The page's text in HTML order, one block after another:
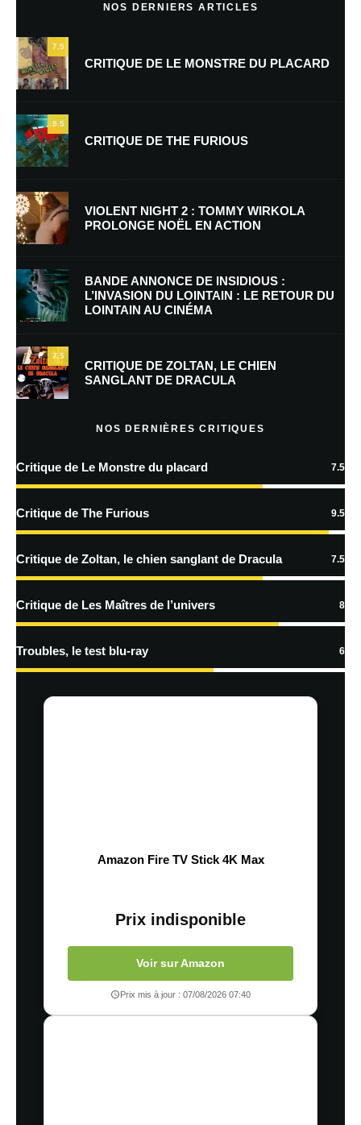
Nom*
E-mail *
Enregistrer mon nom, mon e-mail et mon site dans le navigateur pour
mon prochain commentaire.
plus sur la façon dont les données de vos commentaires sont
NOS DERNIERS ARTICLES
7.5
CRITIQUE DE LE MONSTRE DU PLACARD
9.5
CRITIQUE DE THE FURIOUS
VIOLENT NIGHT 2 : TOMMY WIRKOLA
PROLONGE NOËL EN ACTION
BANDE ANNONCE DE INSIDIOUS :
L’INVASION DU LOINTAIN : LE RETOUR DU
LOINTAIN AU CINÉMA
7.5
CRITIQUE DE ZOLTAN, LE CHIEN
SANGLANT DE DRACULA
NOS DERNIÈRES CRITIQUES
Critique de Le Monstre du placard 7.5
Critique de The Furious 9.5
Critique de Zoltan, le chien sanglant de Dracula 7.5
Critique de Les Maîtres de l’univers 8
Troubles, le test blu-ray 6
Amazon Fire TV Stick 4K Max
Prix indisponible
Voir sur Amazon
Prix mis à jour : 07/08/2026 07:40